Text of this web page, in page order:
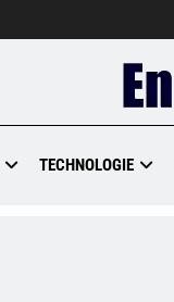
TECHNOLOGIE